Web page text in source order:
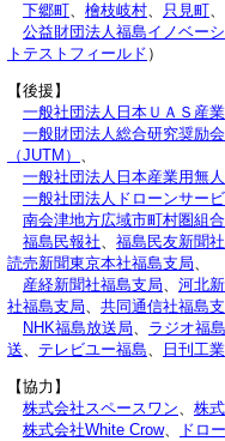
下郷町、 檜枝岐村、 只見町、
公益財団法人福島イノベー
トテストフィールド ）
【後援】
一般社団法人日本ＵＡＳ産
一般財団法人総合研究奨励
（JUTM） 、
一般社団法人日本産業用無
一般社団法人ドローンサー
南会津地方広域市町村圏組合
福島民報社、 福島民友新聞社
読売新聞東京本社福島支局、
産経新聞社福島支局、 河北
社福島支局、 共同通信社福島
NHK福島放送局、 ラジオ福島
送、 テレビユー福島、 日刊工
【協力】
株式会社スペースワン、 株
株式会社White Crow、​ ドロ